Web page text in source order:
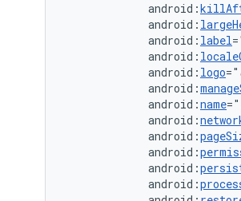
android:
android:
android: label
android:
android: logo="
android:
android:name="
android:
android:
android:
android:
android: